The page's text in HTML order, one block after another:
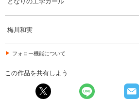
梅川和実
フォロー機能について
この作品を共有しよう